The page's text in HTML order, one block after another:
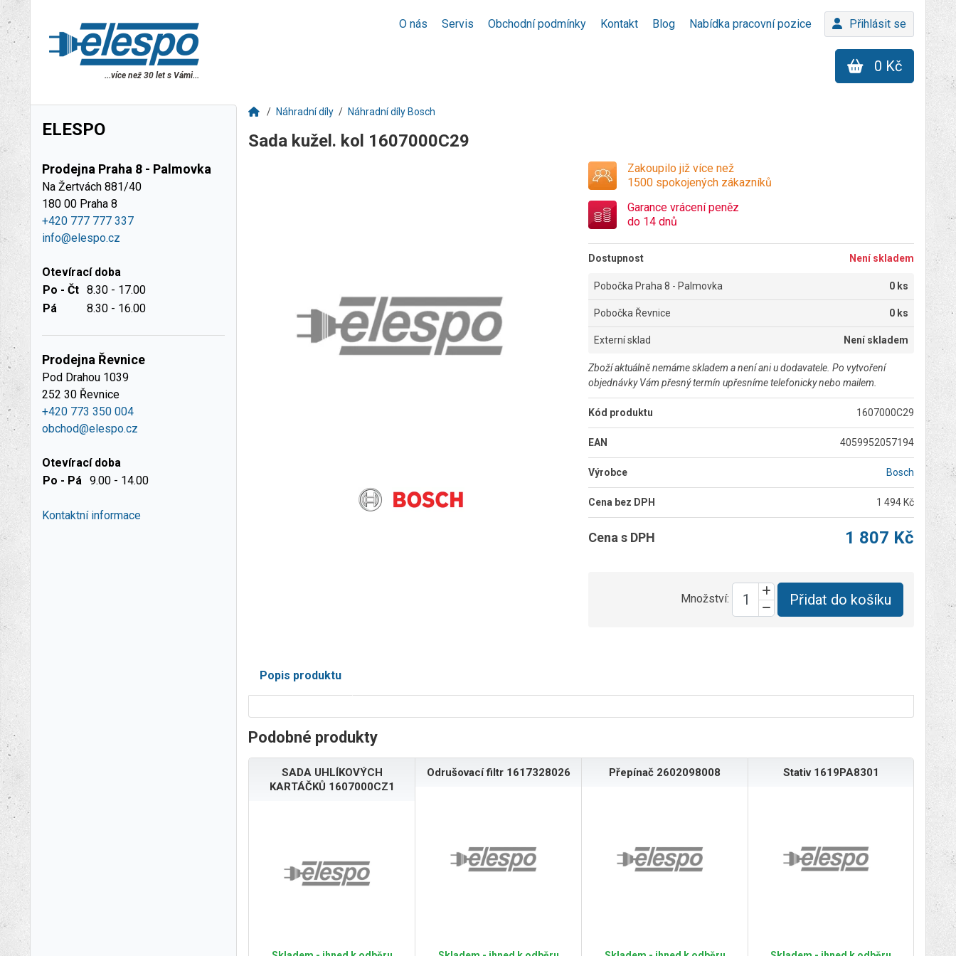
O nás Servis Obchodní podmínky Kontakt Blog Nabídka pracovní pozice Přihlásit se
...více než 30 let s Vámi...
0 Kč
ELESPO
Prodejna Praha 8 - Palmovka
Na Žertvách 881/40
180 00 Praha 8
+420 777 777 337
info@elespo.cz
Otevírací doba
Po - Čt 8.30 - 17.00
Pá
8.30 - 16.00
Prodejna Řevnice
Pod Drahou 1039
252 30 Řevnice
+420 773 350 004
obchod@elespo.cz
Otevírací doba
Po - Pá 9.00 - 14.00
Kontaktní informace
Náhradní díly Náhradní díly Bosch
Sada kužel. kol 1607000C29
Zakoupilo již více než
1500 spokojených zákazníků
Garance vrácení peněz
do 14 dnů
Dostupnost Není skladem
Pobočka Praha 8 - Palmovka 0 ks
Pobočka Řevnice 0 ks
Externí sklad Není skladem
Zboží aktuálně nemáme skladem a není ani u dodavatele. Po vytvoření
objednávky Vám přesný termín upřesníme telefonicky nebo mailem.
Kód produktu 1607000C29
EAN 4059952057194
Výrobce Bosch
Cena bez DPH 1 494 Kč
Cena s DPH 1 807 Kč
Množství: Přidat do košíku
Popis produktu
Podobné produkty
SADA UHLÍKOVÝCH
KARTÁČKŮ 1607000CZ1
Odrušovací filtr 1617328026 Přepínač 2602098008 Stativ 1619PA8301